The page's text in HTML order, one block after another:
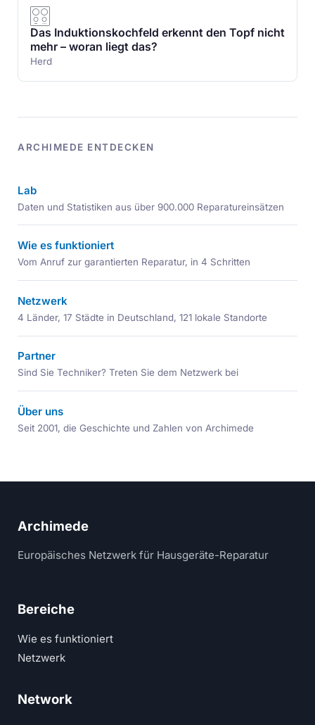
Das Induktionskochfeld erkennt den Topf nicht
mehr – woran liegt das?
Herd
ARCHIMEDE ENTDECKEN
Lab
Daten und Statistiken aus über 900.000 Reparatureinsätzen
Wie es funktioniert
Vom Anruf zur garantierten Reparatur, in 4 Schritten
Netzwerk
4 Länder, 17 Städte in Deutschland, 121 lokale Standorte
Partner
Sind Sie Techniker? Treten Sie dem Netzwerk bei
Über uns
Seit 2001, die Geschichte und Zahlen von Archimede
Archimede
Europäisches Netzwerk für Hausgeräte-Reparatur
Bereiche
Wie es funktioniert
Netzwerk
Network